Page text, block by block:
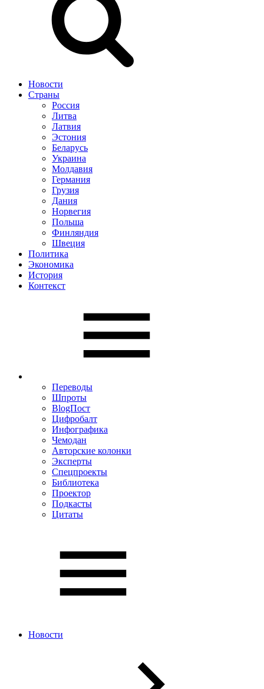
Новости
Страны
Россия
Литва
Латвия
Эстония
Беларусь
Украина
Молдавия
Германия
Грузия
Дания
Норвегия
Польша
Финляндия
Швеция
Политика
Экономика
История
Контекст
Переводы
Шпроты
BlogПост
Цифробалт
Инфографика
Чемодан
Авторские колонки
Эксперты
Спецпроекты
Библиотека
Проектор
Подкасты
Цитаты
Новости